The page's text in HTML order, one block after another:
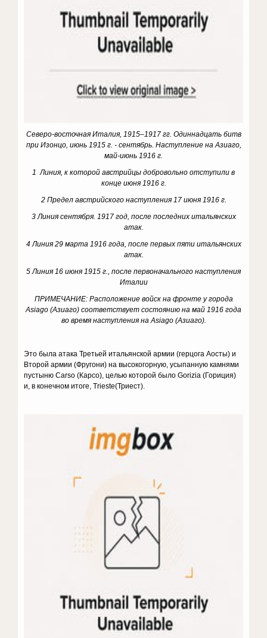
Северо-восточная Италия, 1915–1917 гг. Одиннадцать битв
при Изонцо, июнь 1915 г. - сентябрь. Наступление на Азиаго,
май-июнь 1916 г.
1 Линия, к которой австрийцы добровольно отступили в
конце июня 1916 г.
2 Предел австрийского наступления 17 июня 1916 г.
3 Линия сентября. 1917 год, после последних итальянских
атак.
4 Линия 29 марта 1916 года, после первых пяти итальянских
атак.
5 Линия 16 июня 1915 г., после первоначального наступления
Италии
ПРИМЕЧАНИЕ: Расположение войск на фронте у города
Asiago (Азиаго) соответствует состоянию на май 1916 года
во время наступления на Asiago (Азиаго).
Это была атака Третьей итальянской армии (герцога Аосты) и
Второй армии (Фругони) на высокогорную, усыпанную камнями
пустыню Carso (Карсо), целью которой было Gorizia (Гориция)
и, в конечном итоге, Trieste(Триест).